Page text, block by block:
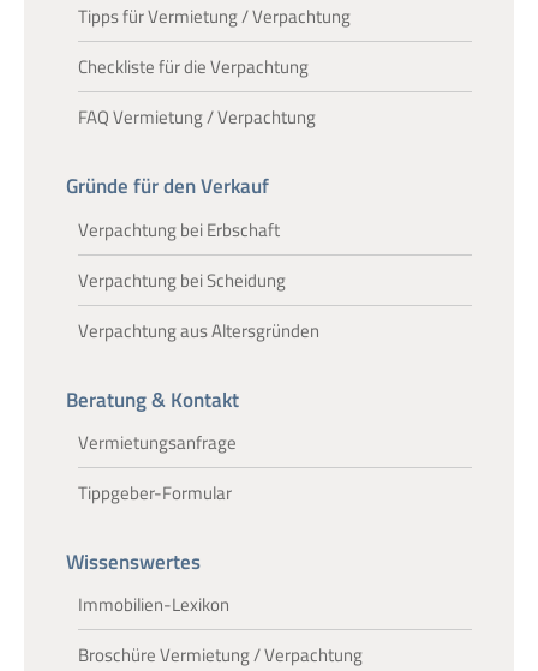
Tipps für Vermietung / Verpachtung
Checkliste für die Verpachtung
FAQ Vermietung / Verpachtung
Gründe für den Verkauf
Verpachtung bei Erbschaft
Verpachtung bei Scheidung
Verpachtung aus Altersgründen
Beratung & Kontakt
Vermietungsanfrage
Tippgeber-Formular
Wissenswertes
Immobilien-Lexikon
Broschüre Vermietung / Verpachtung